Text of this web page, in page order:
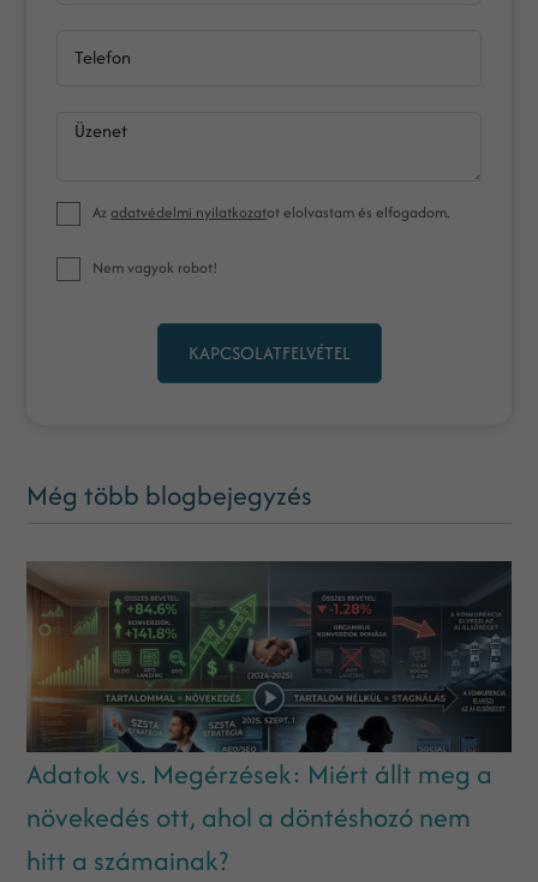
Telefon
Üzenet
Azadatvédelmi nyilatkozatot elolvastam és elfogadom.
Nem vagyok robot!
KAPCSOLATFELVÉTEL
Még több blogbejegyzés
Adatok vs. Megérzések: Miért állt meg a
növekedés ott, ahol a döntéshozó nem
hitt a számainak?